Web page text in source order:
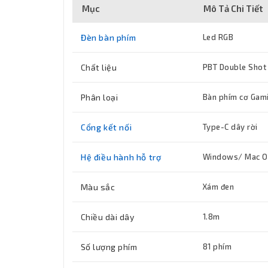
Mục Mô Tả Chi Tiết
Đèn bàn phím Led RGB
Chất liệu PBT Double Shot
Phân loại Bàn phím cơ
Cổng kết nối Type-C dây rời
Hệ điều hành hỗ trợ Windows/ Mac
Màu sắc Xám đen
Chiều dài dây 1.8m
Số lượng phím 81 phím